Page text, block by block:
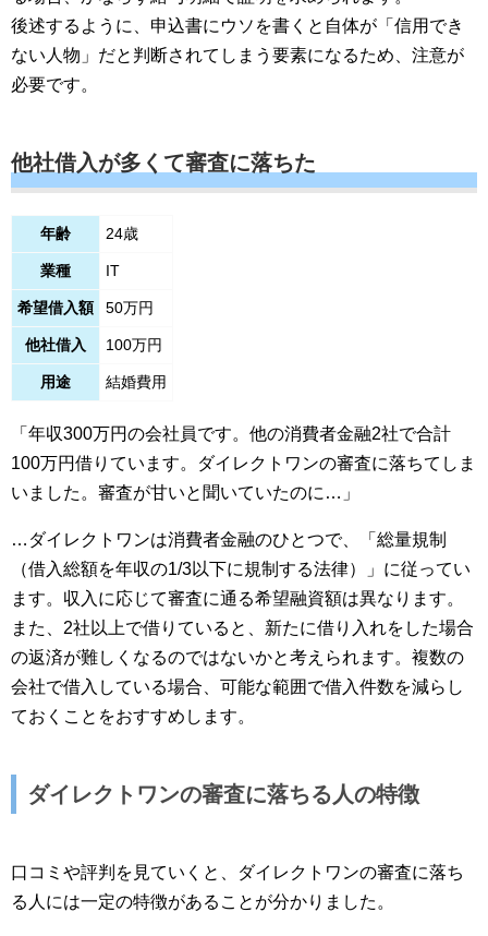
後述するように、申込書にウソを書くと自体が「信用でき
ない人物」だと判断されてしまう要素になるため、注意が
必要です。
他社借入が多くて審査に落ちた
年齢 24歳
業種 IT
希望借入額 50万円
他社借入 100万円
用途 結婚費用
「年収300万円の会社員です。他の消費者金融2社で合計
100万円借りています。ダイレクトワンの審査に落ちてしま
いました。審査が甘いと聞いていたのに…」
…ダイレクトワンは消費者金融のひとつで、「総量規制
（借入総額を年収の1/3以下に規制する法律）」に従ってい
ます。収入に応じて審査に通る希望融資額は異なります。
また、2社以上で借りていると、新たに借り入れをした場合
の返済が難しくなるのではないかと考えられます。複数の
会社で借入している場合、可能な範囲で借入件数を減らし
ておくことをおすすめします。
ダイレクトワンの審査に落ちる人の特徴
口コミや評判を見ていくと、ダイレクトワンの審査に落ち
る人には一定の特徴があることが分かりました。